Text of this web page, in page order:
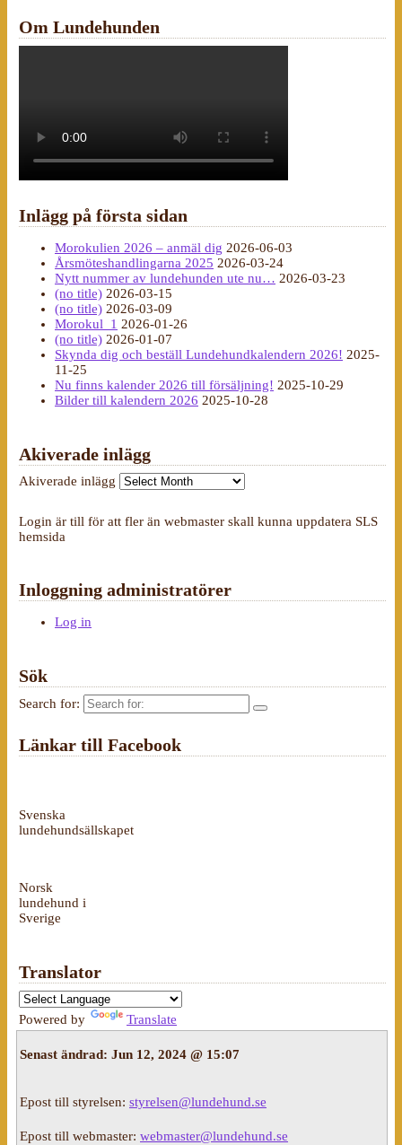
Om Lundehunden
Inlägg på första sidan
Morokulien 2026 – anmäl dig 2026-06-03
Årsmöteshandlingarna 2025 2026-03-24
Nytt nummer av lundehunden ute nu… 2026-03-23
(no title) 2026-03-15
(no title) 2026-03-09
Morokul_1 2026-01-26
(no title) 2026-01-07
Skynda dig och beställ Lundehundkalendern 2026! 2025-
11-25
Nu finns kalender 2026 till försäljning! 2025-10-29
Bilder till kalendern 2026 2025-10-28
Akiverade inlägg
Akiverade inlägg
Login är till för att fler än webmaster skall kunna uppdatera SLS
hemsida
Inloggning administratörer
Log in
Sök
Search for:
Länkar till Facebook
Svenska
lundehundsällskapet
Norsk
lundehund i
Sverige
Translator
Powered by Translate
Senast ändrad: Jun 12, 2024 @ 15:07
Epost till styrelsen: styrelsen@lundehund.se
Epost till webmaster: webmaster@lundehund.se